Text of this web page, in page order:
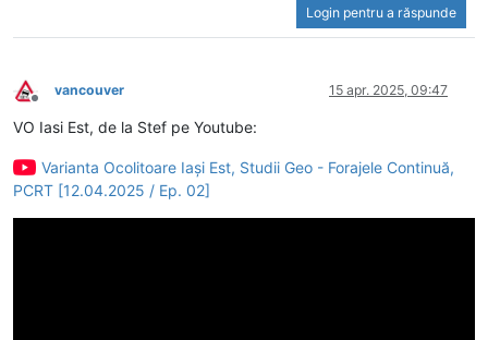
Login pentru a răspunde
Deconectat
vancouver 15 apr. 2025, 09:47
VO Iasi Est, de la Stef pe Youtube:
Varianta Ocolitoare Iași Est, Studii Geo - Forajele Continuă,
PCRT [12.04.2025 / Ep. 02]